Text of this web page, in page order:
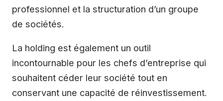
professionnel et la structuration d’un groupe
de sociétés.
La holding est également un outil
incontournable pour les chefs d’entreprise qui
souhaitent céder leur société tout en
conservant une capacité de réinvestissement.